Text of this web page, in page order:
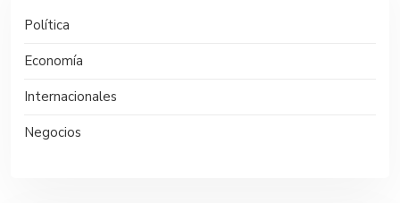
Política
Economía
Internacionales
Negocios